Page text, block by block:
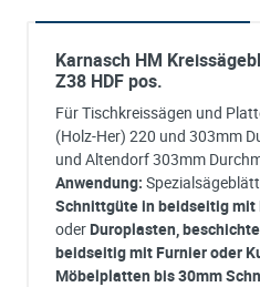
Karnasch HM
Z38 HDF pos.
Für Tischkreissägen und
(Holz-Her) 220 und 303mm
und Altendorf 303mm
Anwendung:
Schnittgüte in beidseitig mit
oder Duroplasten,
beidseitig mit Furnier oder
Möbelplatten bis 30mm